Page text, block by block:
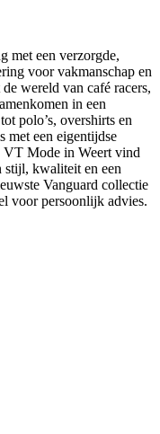
met een verzorgde,
voor vakmanschap en
wereld van café racers,
in een
polo’s, overshirts en
met een eigentijdse
Mode in Weert vind
stijl, kwaliteit en een
Vanguard collectie
voor persoonlijk advies.